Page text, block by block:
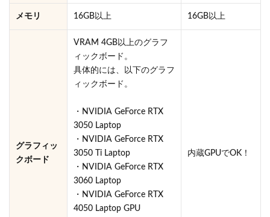
メモリ 16GB以上 16GB以上
グラフィッ
クボード
VRAM 4GB以上のグラフ
ィックボード。
具体的には、以下のグラフ
ィックボード。
・NVIDIA GeForce RTX
3050 Laptop
・NVIDIA GeForce RTX
3050 Ti Laptop
・NVIDIA GeForce RTX
3060 Laptop
・NVIDIA GeForce RTX
4050 Laptop GPU
内蔵GPUでOK！